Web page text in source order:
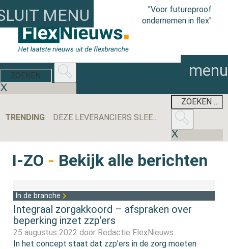
"Voor futureproof
ondernemen in flex"
MENU
menu
TRENDING DEZE LEVERANCIERS SLEEPTEN DE MEESTE AANBESTEDINGEN BINNEN IN 2025
I-ZO - Bekijk alle berichten
In de branche
Integraal zorgakkoord – afspraken over
beperking inzet zzp’ers
25 augustus 2022 door Redactie FlexNieuws
In het concept staat dat zzp’ers in de zorg moeten